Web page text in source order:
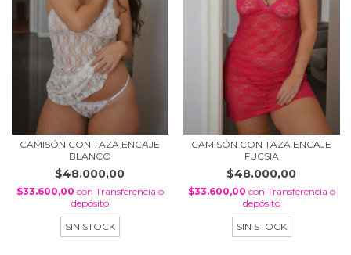
CAMISÓN CON TAZA ENCAJE
BLANCO
$48.000,00
$33.600,00 con Transferencia o
depósito
SIN STOCK
CAMISÓN CON TAZA ENCAJE
FUCSIA
$48.000,00
$33.600,00 con Transferencia o
depósito
SIN STOCK